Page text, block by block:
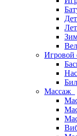
Игровой
Массаж